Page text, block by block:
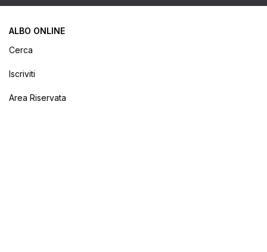
ALBO ONLINE
Cerca
Iscriviti
Area Riservata